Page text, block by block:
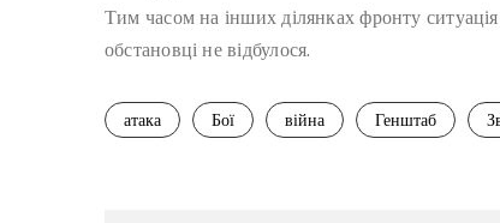
Тим часом на інших ділянках фронту
обстановці не відбулося.
атака Бої війна Генштаб